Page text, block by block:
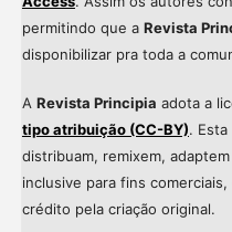
permitindo que a Revista
disponibilizar pra toda a
A Revista Principia adota a
tipo atribuição (CC-BY).
distribuam, remixem,
inclusive para fins
crédito pela criação original.